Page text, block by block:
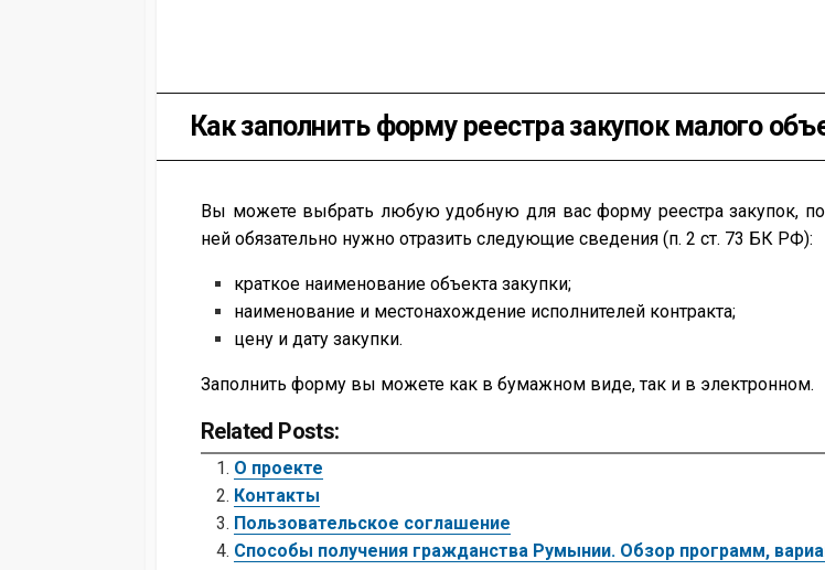
Как заполнить форму реестра закупок малого
Вы можете выбрать любую удобную для вас форму реестра закупок,
ней обязательно нужно отразить следующие сведения (п. 2 ст. 73 БК РФ):
краткое наименование объекта закупки;
наименование и местонахождение исполнителей контракта;
цену и дату закупки.
Заполнить форму вы можете как в бумажном виде, так и в электронном.
Related Posts:
О проекте
Контакты
Пользовательское соглашение
Способы получения гражданства Румынии. Обзор программ,